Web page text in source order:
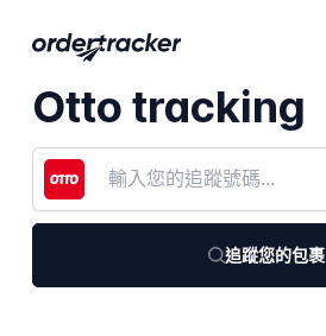
Otto tracking
追蹤您的包裹